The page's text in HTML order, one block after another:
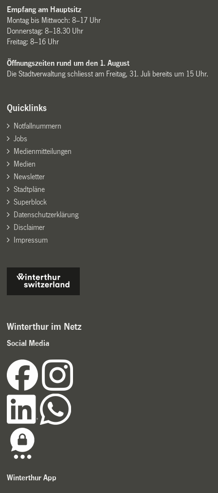
Empfang am Hauptsitz
Montag bis Mittwoch: 8–17 Uhr
Donnerstag: 8–18.30 Uhr
Freitag: 8–16 Uhr
Öffnungszeiten rund um den 1. August
Die Stadtverwaltung schliesst am Freitag, 31. Juli bereits um 15 Uhr.
Quicklinks
Notfallnummern
Jobs
Medienmitteilungen
Medien
Newsletter
Stadtpläne
Superblock
Datenschutzerklärung
Disclaimer
Impressum
Winterthur im Netz
Social Media
Winterthur App